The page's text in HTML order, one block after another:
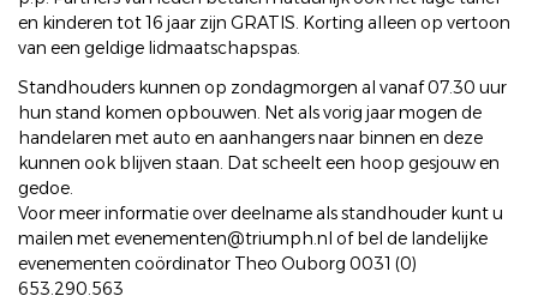
en kinderen tot 16 jaar zijn GRATIS. Korting alleen op vertoon
van een geldige lidmaatschapspas.
Standhouders kunnen op zondagmorgen al vanaf 07.30 uur
hun stand komen opbouwen. Net als vorig jaar mogen de
handelaren met auto en aanhangers naar binnen en deze
kunnen ook blijven staan. Dat scheelt een hoop gesjouw en
gedoe.
Voor meer informatie over deelname als standhouder kunt u
mailen met evenementen@triumph.nl of bel de landelijke
evenementen coördinator Theo Ouborg 0031 (0)
653.290.563